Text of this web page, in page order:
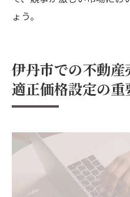
ょう。
伊丹市での不動
適正価格設定の重